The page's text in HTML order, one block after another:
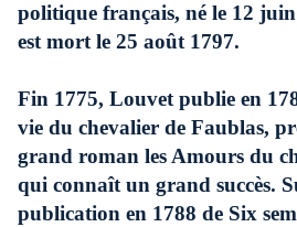
politique français, né le 12
est mort le 25 août 1797.
Fin 1775, Louvet publie en
vie du chevalier de Faublas,
grand roman les Amours du
qui connaît un grand succès.
publication en 1788 de Six